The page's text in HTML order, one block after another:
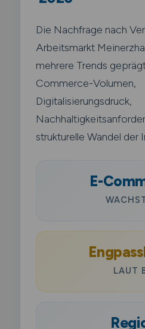
Die Nachfrage nach
Arbeitsmarkt
mehrere Trends
Commerce-Volumen,
Digitalisierungsdruck,
strukturelle Wandel der
E-
LAUT